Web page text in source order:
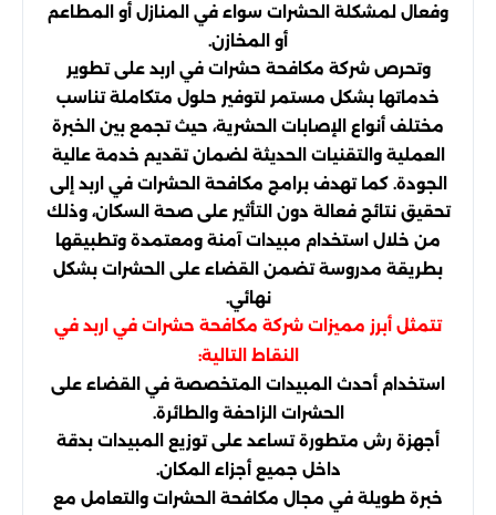
وفعال لمشكلة الحشرات سواء في المنازل أو المطاعم
أو المخازن.
وتحرص شركة مكافحة حشرات في اربد على تطوير
خدماتها بشكل مستمر لتوفير حلول متكاملة تناسب
مختلف أنواع الإصابات الحشرية، حيث تجمع بين الخبرة
العملية والتقنيات الحديثة لضمان تقديم خدمة عالية
الجودة. كما تهدف برامج مكافحة الحشرات في اربد إلى
تحقيق نتائج فعالة دون التأثير على صحة السكان، وذلك
من خلال استخدام مبيدات آمنة ومعتمدة وتطبيقها
بطريقة مدروسة تضمن القضاء على الحشرات بشكل
نهائي.
تتمثل أبرز مميزات شركة مكافحة حشرات في اربد في
النقاط التالية:
استخدام أحدث المبيدات المتخصصة في القضاء على
الحشرات الزاحفة والطائرة.
أجهزة رش متطورة تساعد على توزيع المبيدات بدقة
داخل جميع أجزاء المكان.
خبرة طويلة في مجال مكافحة الحشرات والتعامل مع